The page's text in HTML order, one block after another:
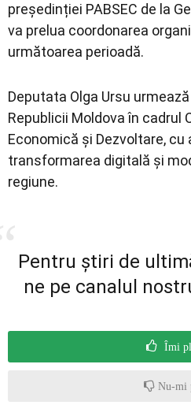
președinției PABSEC de la
va prelua coordonarea
următoarea perioadă.
Deputata Olga Ursu
Republicii Moldova în cadrul
Economică și Dezvoltare, cu
transformarea digitală și
regiune.
Pentru știri de
ne pe canalul
Îmi
Nu-mi